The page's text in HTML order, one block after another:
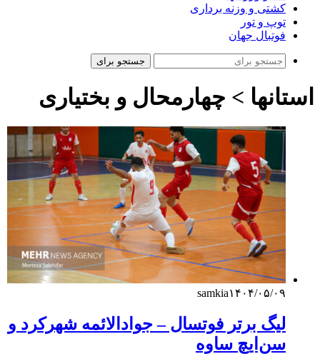
کشتی و وزنه برداری
توپ و تور
فوتبال جهان
جستجو برای
استانها > چهارمحال و بختیاری
samkia۱۴۰۴/۰۵/۰۹
لیگ‌ برتر فوتسال – جوادالائمه شهرکرد و
سن‌ایچ ساوه